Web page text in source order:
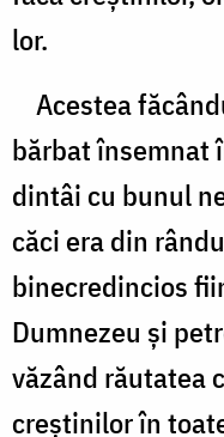
lor.
Acestea
bărbat însemnat
dintâi cu bunul
căci era din
binecredincios
Dumnezeu şi
văzând răutatea
creştinilor în